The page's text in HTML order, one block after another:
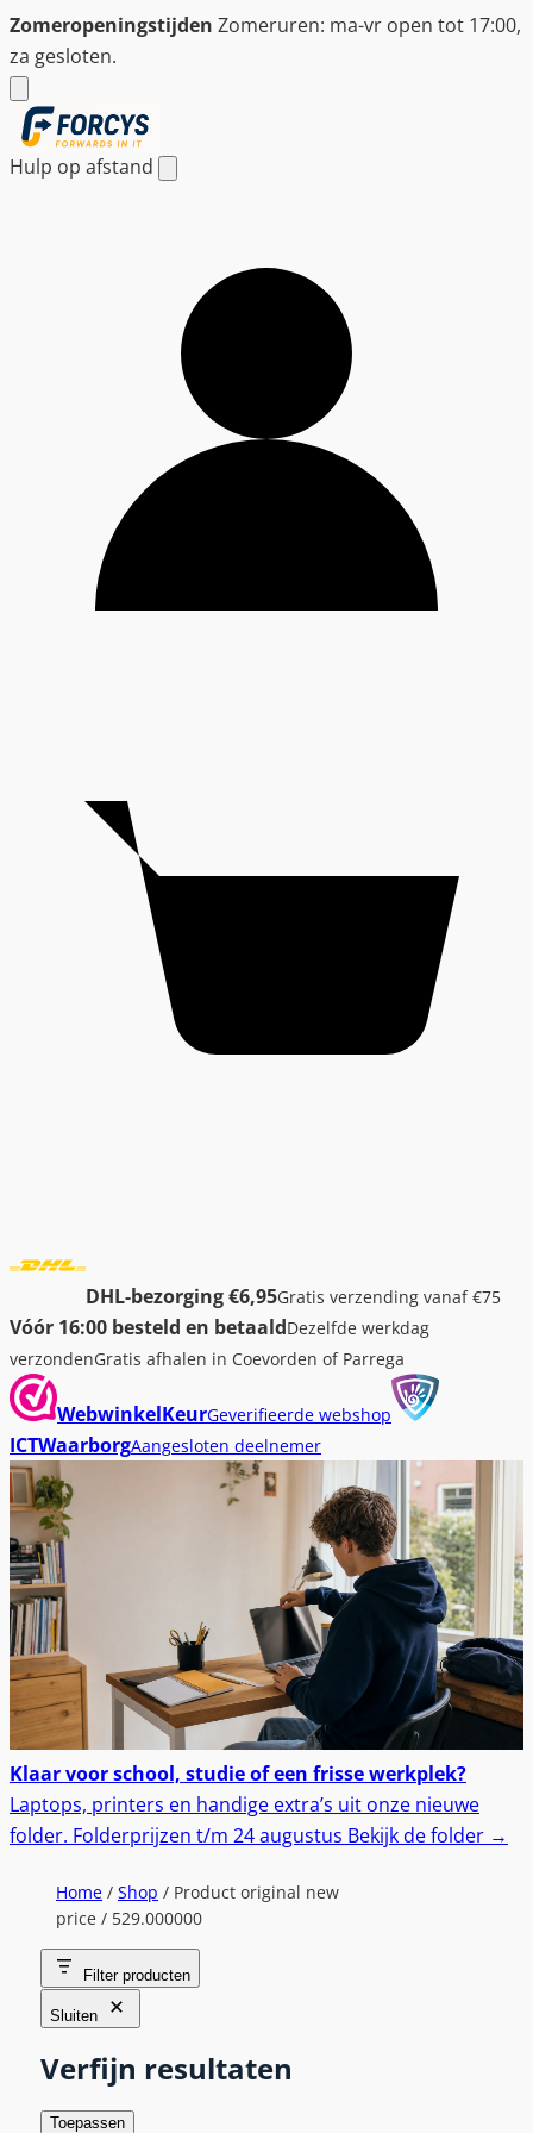
Ga
naar
de
inhoud
Zomeropeningstijden Zomeruren: ma-vr open tot 17:00,
za gesloten.
Hulp op afstand
DHL-bezorging €6,95Gratis verzending vanaf €75
Vóór 16:00 besteld en betaaldDezelfde werkdag
verzondenGratis afhalen in Coevorden of Parrega
WebwinkelKeurGeverifieerde webshop
ICTWaarborgAangesloten deelnemer
Klaar voor school, studie of een frisse werkplek?
Laptops, printers en handige extra’s uit onze nieuwe
folder. Folderprijzen t/m 24 augustus Bekijk de folder →
Home / Shop / Product original new
price / 529.000000
Filter producten
Sluiten
Verfijn resultaten
Toepassen